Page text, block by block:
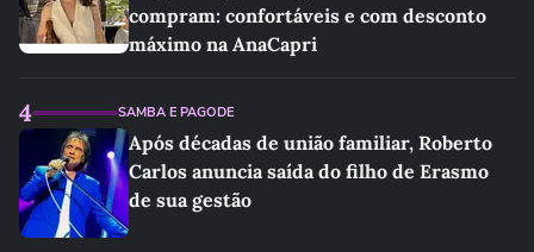
compram: confortáveis e com desconto
máximo na AnaCapri
4 SAMBA E PAGODE
Após décadas de união familiar, Roberto
Carlos anuncia saída do filho de Erasmo
de sua gestão